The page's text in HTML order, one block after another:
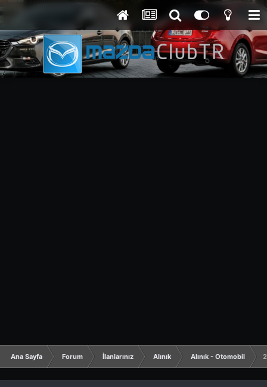
Ana Sayfa Forum İlanlarınız Alınık Alınık - Otomobil